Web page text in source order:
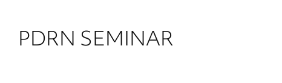
PDRN SEMINAR